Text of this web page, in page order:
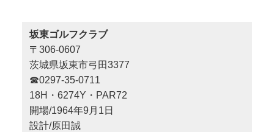
坂東ゴルフクラブ
〒306-0607
茨城県坂東市弓田3377
☎0297-35-0711
18H・6274Y・PAR72
開場/1964年9月1日
設計/原田誠